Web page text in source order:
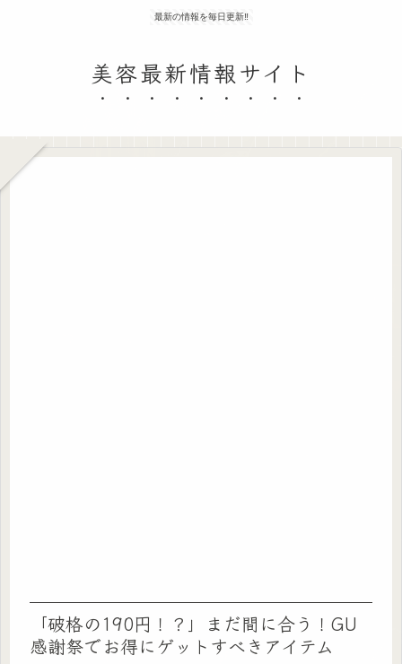
最新の情報を毎日更新‼
美容最新情報サイト
「破格の190円！？」まだ間に合う！GU
感謝祭でお得にゲットすべきアイテム